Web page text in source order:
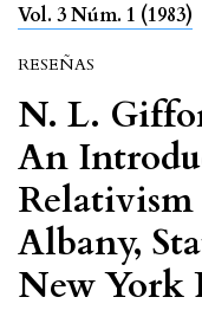
Vol. 3 Núm. 1 (1983)
RESEÑAS
N. L.
An
Albany,
New York